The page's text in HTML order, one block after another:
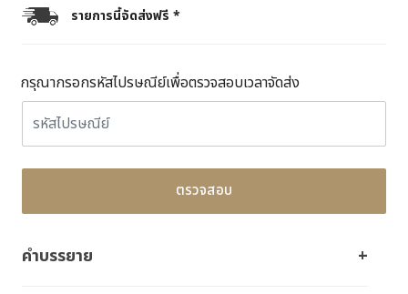
รายการนี้จัดส่งฟรี *
กรุณากรอกรหัสไปรษณีย์เพื่อตรวจสอบเวลาจัดส่ง
ตรวจสอบ
คำบรรยาย